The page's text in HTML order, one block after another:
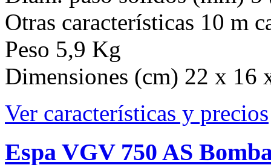
Ver características y precios
Espa VGV 750 AS
Ferretería |
Bombas
agosto 9th, 2016